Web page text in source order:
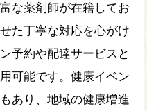
な薬剤師が在籍してお
た丁寧な対応を心がけ
予約や配達サービスと
可能です。健康イベン
あり、地域の健康増進